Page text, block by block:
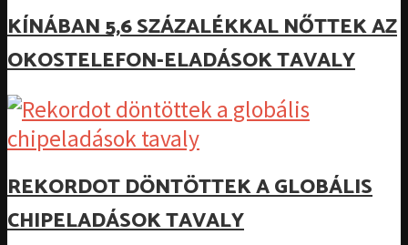
KÍNÁBAN 5,6 SZÁZALÉKKAL NŐTTEK AZ
OKOSTELEFON-ELADÁSOK TAVALY
REKORDOT DÖNTÖTTEK A GLOBÁLIS
CHIPELADÁSOK TAVALY